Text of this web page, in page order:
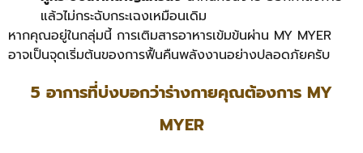
แล้วไม่กระฉับกระเฉงเหมือนเดิม
หากคุณอยู่ในกลุ่มนี้ การเติมสารอาหารเข้มข้นผ่าน MY MYER
อาจเป็นจุดเริ่มต้นของการฟื้นคืนพลังงานอย่างปลอดภัยครับ
5 อาการที่บ่งบอกว่าร่างกายคุณต้องการ MY
MYER